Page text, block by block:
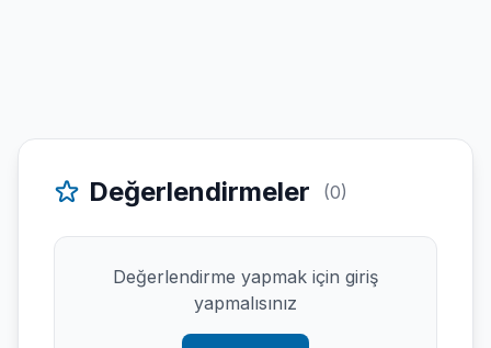
Değerlendirmeler (0)
Değerlendirme yapmak için giriş
yapmalısınız